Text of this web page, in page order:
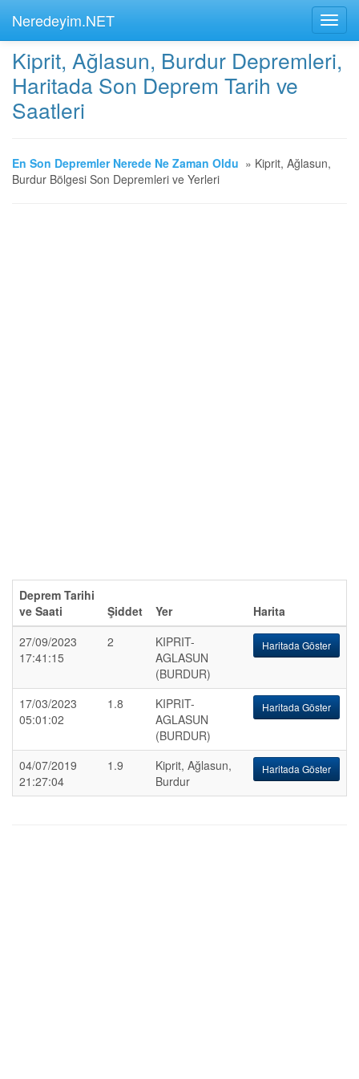
Neredeyim.NET
Kiprit, Ağlasun, Burdur Depremleri,
Haritada Son Deprem Tarih ve
Saatleri
En Son Depremler Nerede Ne Zaman Oldu » Kiprit, Ağlasun,
Burdur Bölgesi Son Depremleri ve Yerleri
Deprem Tarihi
ve Saati
Şiddet Yer
Harita
27/09/2023
17:41:15
2
KIPRIT-
AGLASUN
(BURDUR)
Haritada Göster
17/03/2023
05:01:02
1.8
KIPRIT-
AGLASUN
(BURDUR)
Haritada Göster
04/07/2019
21:27:04
1.9
Kiprit, Ağlasun,
Burdur
Haritada Göster